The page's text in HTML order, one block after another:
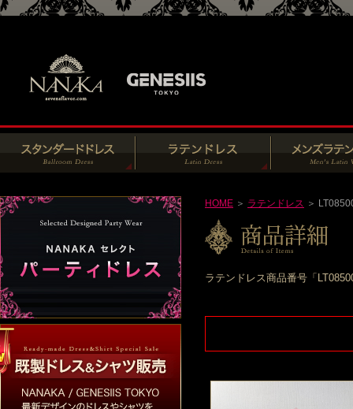
HOME ＞ ラテンドレス ＞
ラテンドレス商品番号「